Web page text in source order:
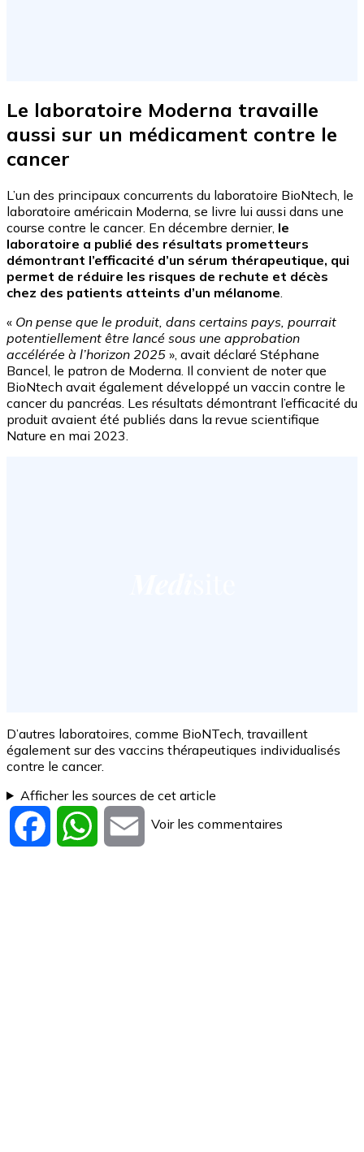
Le laboratoire Moderna travaille
aussi sur un médicament contre le
cancer
L’un des principaux concurrents du laboratoire BioNtech, le
laboratoire américain Moderna, se livre lui aussi dans une
course contre le cancer. En décembre dernier, le
laboratoire a publié des résultats prometteurs
démontrant l’efficacité d’un sérum thérapeutique, qui
permet de réduire les risques de rechute et décès
chez des patients atteints d’un mélanome
« On pense que le produit, dans certains pays, pourrait
potentiellement être lancé sous une approbation
accélérée à l’horizon 2025 », avait déclaré Stéphane
Bancel, le patron de Moderna. Il convient de noter que
BioNtech avait également développé un vaccin contre le
cancer du pancréas. Les résultats démontrant l’efficacité du
produit avaient été publiés dans la revue scientifique
Nature en mai 2023.
D’autres laboratoires, comme BioNTech, travaillent
également sur des vaccins thérapeutiques individualisés
contre le cancer.
Afficher les sources de cet article
Facebook WhatsApp
Email
Voir les commentaires